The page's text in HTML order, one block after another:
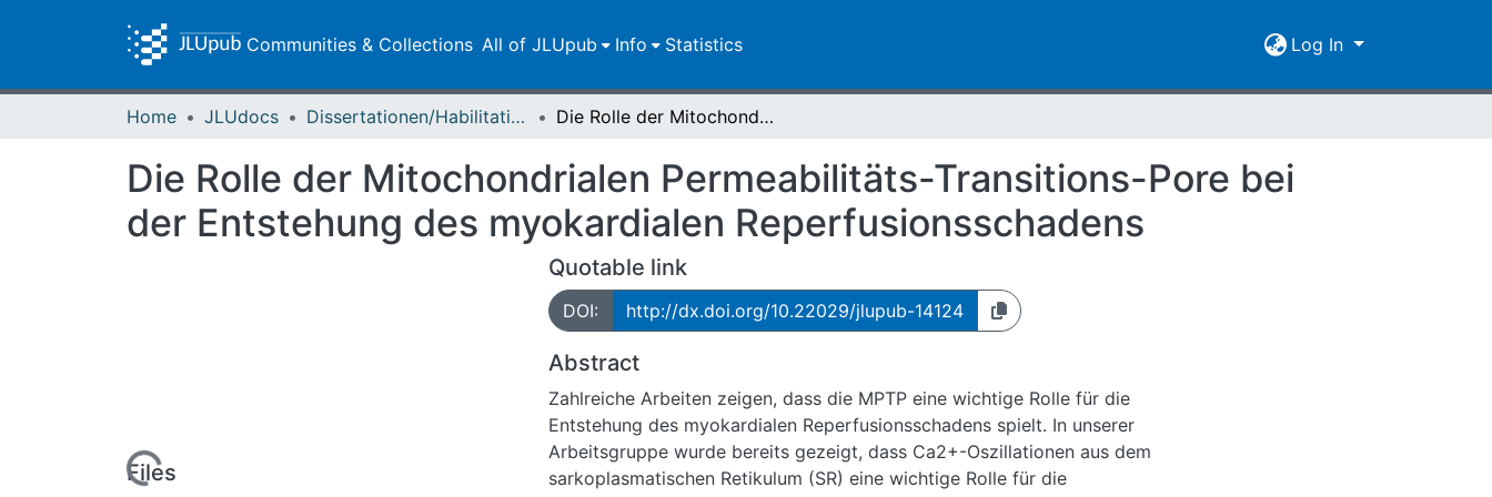
Communities & Collections All of JLUpub Info Statistics Log In
Home JLUdocs Dissertationen/Habilitationen Die Rolle der Mitochondrialen Permeabilitäts-Transitions-Pore bei der Entstehung des myokardialen Reperfusionsschadens
Die Rolle der Mitochondrialen Permeabilitäts-Transitions-Pore bei
der Entstehung des myokardialen Reperfusionsschadens
Files
Quotable link
DOI: http://dx.doi.org/10.22029/jlupub-14124
Abstract
Zahlreiche Arbeiten zeigen, dass die MPTP eine wichtige Rolle für die
Entstehung des myokardialen Reperfusionsschadens spielt. In unserer
Arbeitsgruppe wurde bereits gezeigt, dass Ca2+-Oszillationen aus dem
sarkoplasmatischen Retikulum (SR) eine wichtige Rolle für die